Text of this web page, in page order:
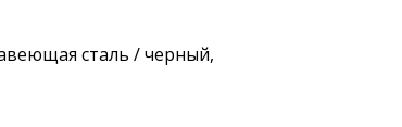
сталь / черный,